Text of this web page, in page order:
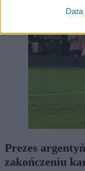
Prezes
zakończeniu